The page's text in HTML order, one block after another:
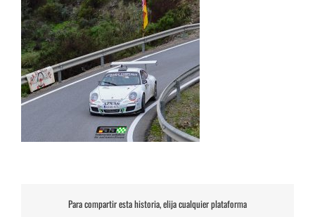
Para compartir esta historia, elija cualquier plataforma